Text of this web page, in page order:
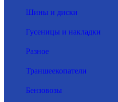
Шины и диски
Гусеницы и накладки
Разное
Траншеекопатели
Бензовозы